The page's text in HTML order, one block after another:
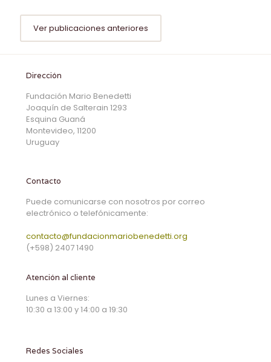
Ver publicaciones anteriores
Dirección
Fundación Mario Benedetti
Joaquín de Salterain 1293
Esquina Guaná
Montevideo, 11200
Uruguay
Contacto
Puede comunicarse con nosotros por correo
electrónico o telefónicamente:
contacto@fundacionmariobenedetti.org
(+598) 2407 1490
Atención al cliente
Lunes a Viernes:
10:30 a 13:00 y 14:00 a 19:30
Redes Sociales